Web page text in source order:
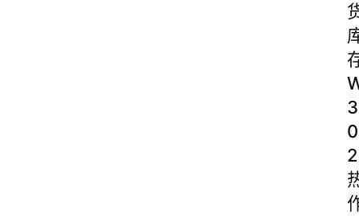
3
0
2